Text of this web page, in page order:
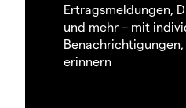
Ertragsmeldungen,
und mehr – mit
erinnern